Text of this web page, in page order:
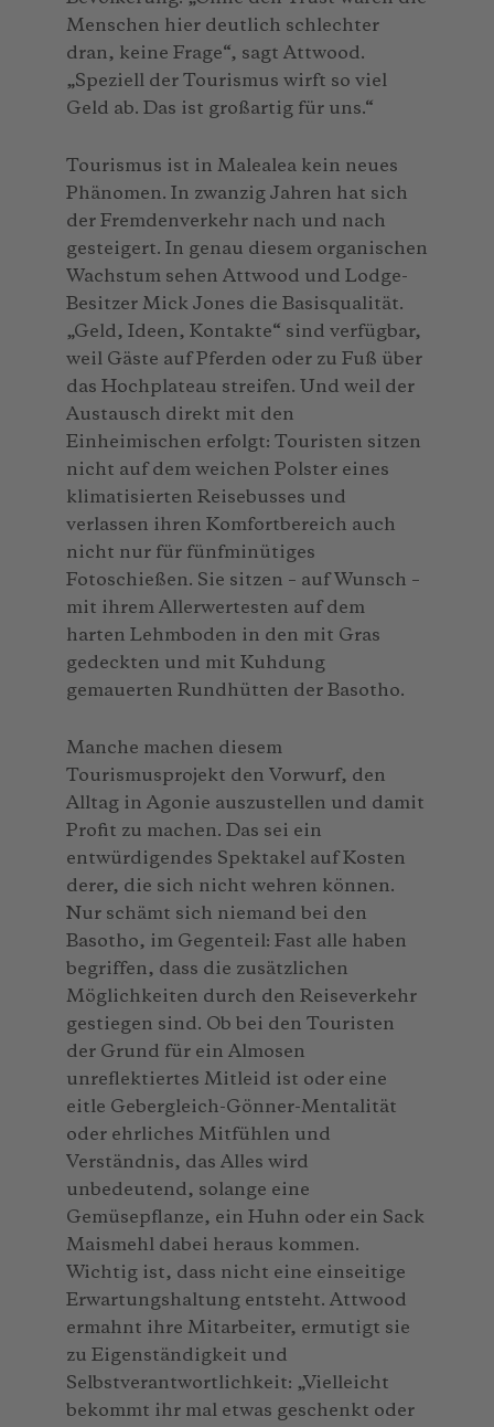
Menschen hier deutlich schlechter
dran, keine Frage“, sagt Attwood.
„Speziell der Tourismus wirft so viel
Geld ab. Das ist großartig für uns.“
Tourismus ist in Malealea kein neues
Phänomen. In zwanzig Jahren hat sich
der Fremdenverkehr nach und nach
gesteigert. In genau diesem organischen
Wachstum sehen Attwood und Lodge-
Besitzer Mick Jones die Basisqualität.
„Geld, Ideen, Kontakte“ sind verfügbar,
weil Gäste auf Pferden oder zu Fuß über
das Hochplateau streifen. Und weil der
Austausch direkt mit den
Einheimischen erfolgt: Touristen sitzen
nicht auf dem weichen Polster eines
klimatisierten Reisebusses und
verlassen ihren Komfortbereich auch
nicht nur für fünfminütiges
Fotoschießen. Sie sitzen – auf Wunsch –
mit ihrem Allerwertesten auf dem
harten Lehmboden in den mit Gras
gedeckten und mit Kuhdung
gemauerten Rundhütten der Basotho.
Manche machen diesem
Tourismusprojekt den Vorwurf, den
Alltag in Agonie auszustellen und damit
Profit zu machen. Das sei ein
entwürdigendes Spektakel auf Kosten
derer, die sich nicht wehren können.
Nur schämt sich niemand bei den
Basotho, im Gegenteil: Fast alle haben
begriffen, dass die zusätzlichen
Möglichkeiten durch den Reiseverkehr
gestiegen sind. Ob bei den Touristen
der Grund für ein Almosen
unreflektiertes Mitleid ist oder eine
eitle Gebergleich-Gönner-Mentalität
oder ehrliches Mitfühlen und
Verständnis, das Alles wird
unbedeutend, solange eine
Gemüsepflanze, ein Huhn oder ein Sack
Maismehl dabei heraus kommen.
Wichtig ist, dass nicht eine einseitige
Erwartungshaltung entsteht. Attwood
ermahnt ihre Mitarbeiter, ermutigt sie
zu Eigenständigkeit und
Selbstverantwortlichkeit: „Vielleicht
bekommt ihr mal etwas geschenkt oder